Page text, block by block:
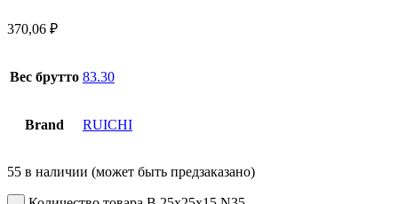
370,06 ₽
Вес брутто 83.30
Brand RUICHI
55 в наличии (может быть предзаказано)